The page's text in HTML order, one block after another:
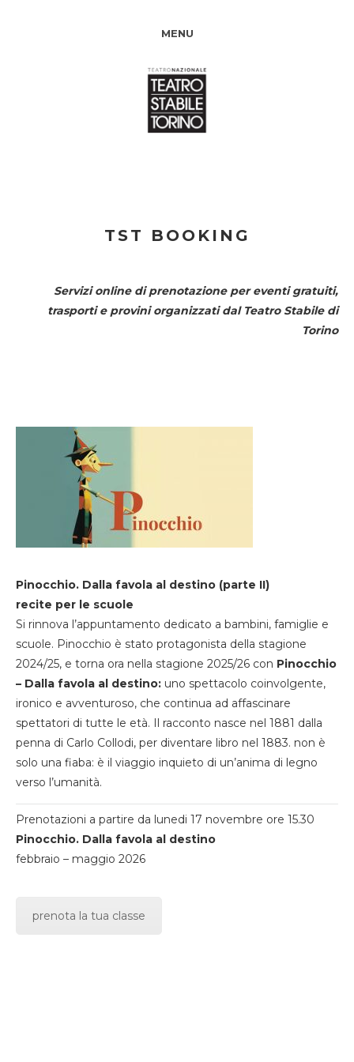
MENU
TST BOOKING
Servizi online di prenotazione per eventi gratuiti,
trasporti e provini organizzati dal Teatro Stabile di
Torino
Pinocchio. Dalla favola al destino (parte II)
recite per le scuole
Si rinnova l’appuntamento dedicato a bambini, famiglie e
scuole. Pinocchio è stato protagonista della stagione
2024/25, e torna ora nella stagione 2025/26 con Pinocchio
– Dalla favola al destino: uno spettacolo coinvolgente,
ironico e avventuroso, che continua ad affascinare
spettatori di tutte le età. Il racconto nasce nel 1881 dalla
penna di Carlo Collodi, per diventare libro nel 1883. non è
solo una fiaba: è il viaggio inquieto di un’anima di legno
verso l’umanità.
Prenotazioni a partire da lunedi 17 novembre ore 15.30
Pinocchio. Dalla favola al destino
febbraio – maggio 2026
prenota la tua classe